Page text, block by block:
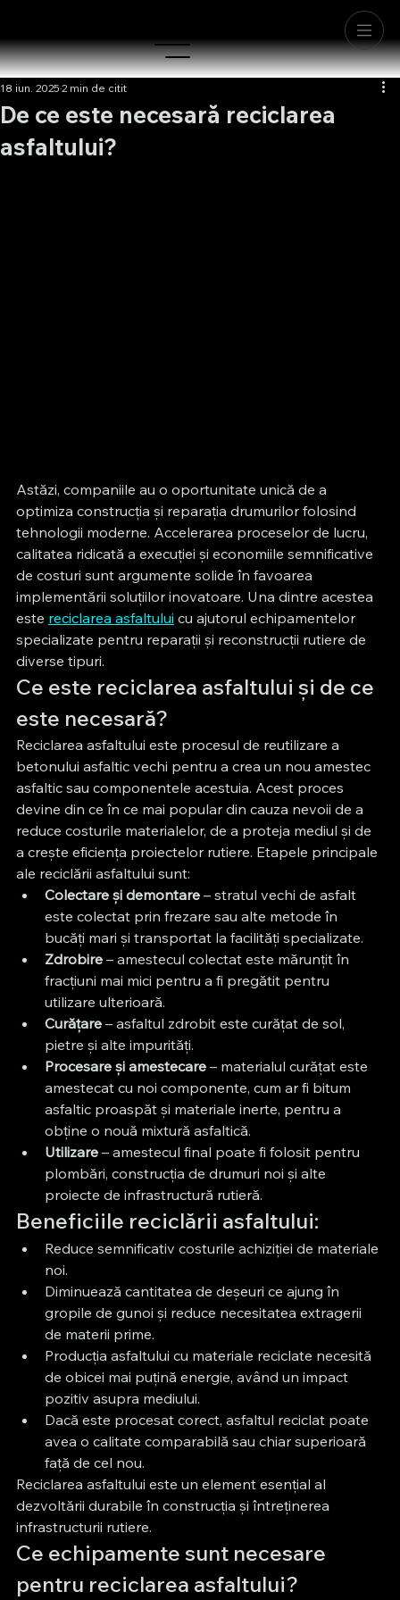
De ce este necesară reciclarea
asfaltului?
18 iun. 2025 2 min de citit
Astăzi, companiile au o oportunitate unică de a
optimiza construcția și reparația drumurilor folosind
tehnologii moderne. Accelerarea proceselor de lucru,
calitatea ridicată a execuției și economiile semnificative
de costuri sunt argumente solide în favoarea
implementării soluțiilor inovatoare. Una dintre acestea
este reciclarea asfaltului cu ajutorul echipamentelor
specializate pentru reparații și reconstrucții rutiere de
diverse tipuri.
Ce este reciclarea asfaltului și de ce
este necesară?
Reciclarea asfaltului este procesul de reutilizare a
betonului asfaltic vechi pentru a crea un nou amestec
asfaltic sau componentele acestuia. Acest proces
devine din ce în ce mai popular din cauza nevoii de a
reduce costurile materialelor, de a proteja mediul și de
a crește eficiența proiectelor rutiere. Etapele principale
ale reciclării asfaltului sunt:
Colectare și demontare – stratul vechi de asfalt
este colectat prin frezare sau alte metode în
bucăți mari și transportat la facilități specializate.
Zdrobire – amestecul colectat este mărunțit în
fracțiuni mai mici pentru a fi pregătit pentru
utilizare ulterioară.
Curățare – asfaltul zdrobit este curățat de sol,
pietre și alte impurități.
Procesare și amestecare – materialul curățat este
amestecat cu noi componente, cum ar fi bitum
asfaltic proaspăt și materiale inerte, pentru a
obține o nouă mixtură asfaltică.
Utilizare – amestecul final poate fi folosit pentru
plombări, construcția de drumuri noi și alte
proiecte de infrastructură rutieră.
Beneficiile reciclării asfaltului:
Reduce semnificativ costurile achiziției de materiale
noi.
Diminuează cantitatea de deșeuri ce ajung în
gropile de gunoi și reduce necesitatea extragerii
de materii prime.
Producția asfaltului cu materiale reciclate necesită
de obicei mai puțină energie, având un impact
pozitiv asupra mediului.
Dacă este procesat corect, asfaltul reciclat poate
avea o calitate comparabilă sau chiar superioară
față de cel nou.
Reciclarea asfaltului este un element esențial al
dezvoltării durabile în construcția și întreținerea
infrastructurii rutiere.
Ce echipamente sunt necesare
pentru reciclarea asfaltului?